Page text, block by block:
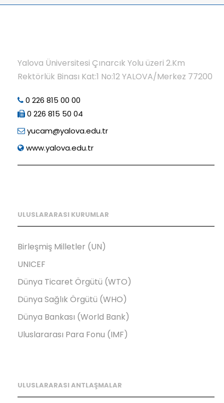
Yalova Üniversitesi Çınarcık Yolu üzeri 2.Km
Rektörlük Binası Kat:1 No:12 YALOVA/Merkez 77200
0 226 815 00 00
0 226 815 50 04
yucam@yalova.edu.tr
www.yalova.edu.tr
ULUSLARARASI KURUMLAR
Birleşmiş Milletler (UN)
UNICEF
Dünya Ticaret Örgütü (WTO)
Dünya Sağlık Örgütü (WHO)
Dünya Bankası (World Bank)
Uluslararası Para Fonu (IMF)
ULUSLARARASI ANTLAŞMALAR